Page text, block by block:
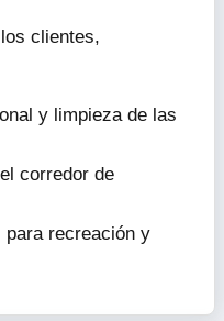
clientes,
y limpieza de las
corredor de
para recreación y